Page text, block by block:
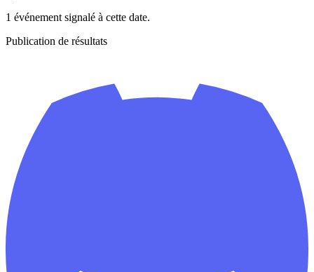
1 événement signalé à cette date.
Publication de résultats